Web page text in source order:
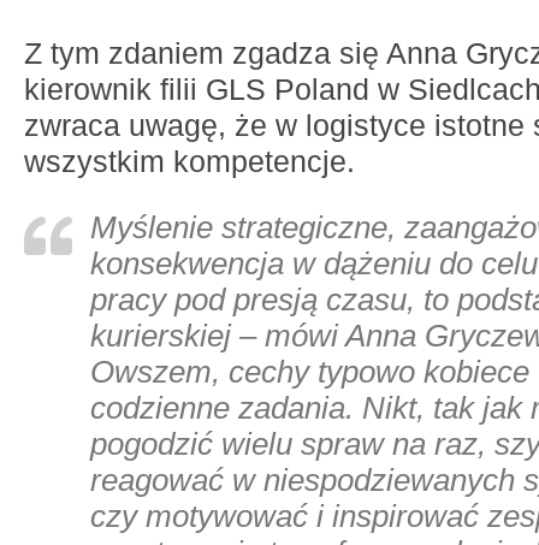
Z tym zdaniem zgadza się Anna
kierownik filii GLS Poland w
zwraca uwagę, że w logistyce istotne
wszystkim kompetencje.
Myślenie strategiczne,
konsekwencja w dążeniu do
pracy pod presją czasu, to
kurierskiej – mówi Anna
Owszem, cechy typowo kobiece
codzienne zadania. Nikt, tak jak
pogodzić wielu spraw na raz,
reagować w niespodziewanych
czy motywować i inspirować